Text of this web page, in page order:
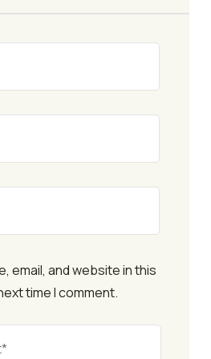
email, and website in this
time I comment.